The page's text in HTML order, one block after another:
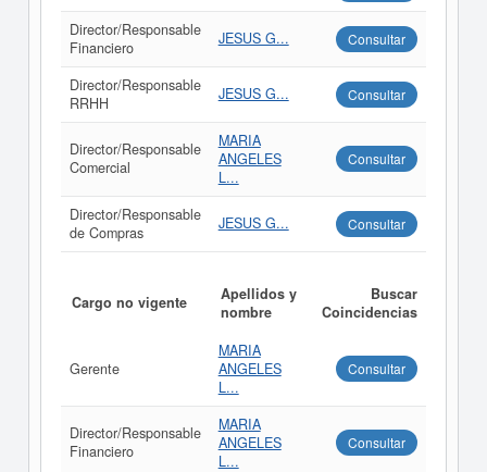
Director/Responsable
Financiero
JESUS G... Consultar
Director/Responsable
RRHH
JESUS G... Consultar
Director/Responsable
Comercial
MARIA
ANGELES
L...
Consultar
Director/Responsable
de Compras
JESUS G... Consultar
Cargo no vigente
Apellidos y
nombre
Buscar
Coincidencias
Gerente
MARIA
ANGELES
L...
Consultar
Director/Responsable
Financiero
MARIA
ANGELES
L...
Consultar